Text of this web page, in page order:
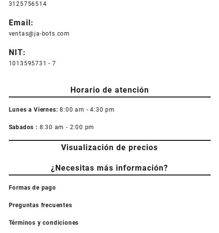
3125756514
Email:
ventas@ja-bots.com
NIT:
1013595731 - 7
Horario de atención
Lunes a Viernes: 8:00 am - 4:30 pm
Sabados : 8:30 am - 2:00 pm
Visualización de precios
¿Necesitas más información?
Formas de pago
Preguntas frecuentes
Términos y condiciones